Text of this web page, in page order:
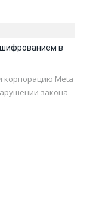
шифрованием в
корпорацию Meta
закона